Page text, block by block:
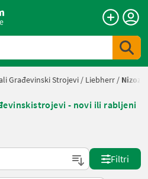
Građevinski Strojevi / Liebherr /
- novi ili rabljeni
Filtri